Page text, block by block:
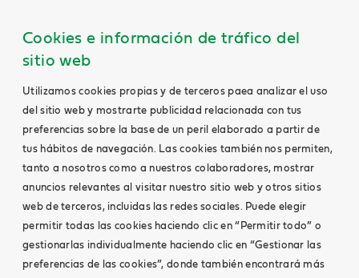
Cookies e información de tráfico del
sitio web
Utilizamos cookies propias y de terceros paea analizar el uso
del sitio web y mostrarte publicidad relacionada con tus
preferencias sobre la base de un peril elaborado a partir de
tus hábitos de navegación. Las cookies también nos permiten,
tanto a nosotros como a nuestros colaboradores, mostrar
anuncios relevantes al visitar nuestro sitio web y otros sitios
web de terceros, incluidas las redes sociales. Puede elegir
permitir todas las cookies haciendo clic en “Permitir todo” o
gestionarlas individualmente haciendo clic en “Gestionar las
preferencias de las cookies”, donde también encontrará más